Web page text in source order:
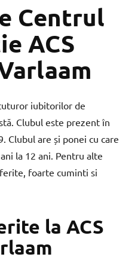
Centrul
ACS
iubitorilor de
Clubul este prezent în
Clubul are și ponei cu care
la 12 ani. Pentru alte
foarte cuminti si
la ACS